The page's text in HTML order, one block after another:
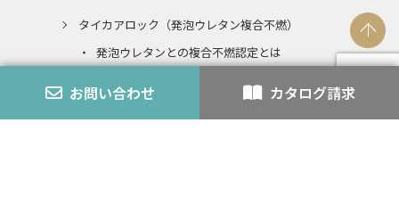
お問い合わせ カタログ請求
タイカアロック（発泡ウレタン複合不燃）
発泡ウレタンとの複合不燃認定とは
エコアロック
内装仕上材